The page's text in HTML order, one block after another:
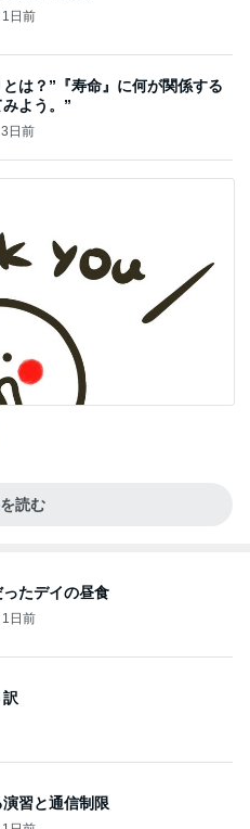
1日前
は？”『寿命』に何が関係する
よう。”
3日前
読む
たデイの昼食
1日前
習と通信制限